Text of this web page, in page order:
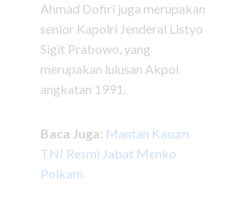
Ahmad Dofiri juga merupakan
senior Kapolri Jenderal Listyo
Sigit Prabowo, yang
merupakan lulusan Akpol
angkatan 1991.
Baca Juga: Mantan Kasum
TNI Resmi Jabat Menko
Polkam